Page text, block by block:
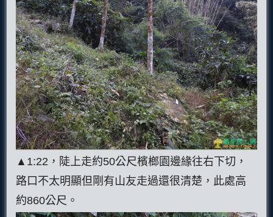
▲1:22，陡上走約50公尺檳榔園邊緣往右下切，
路口不太明顯但剛有山友走過還很清楚，此處高
約860公尺。